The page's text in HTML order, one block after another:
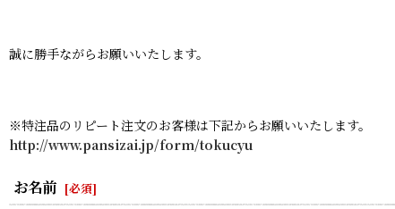
誠に勝手ながらお願いいたします。
※特注品のリピート注文のお客様は下記からお願いいたします。
http://www.pansizai.jp/form/tokucyu
お名前 [必須]